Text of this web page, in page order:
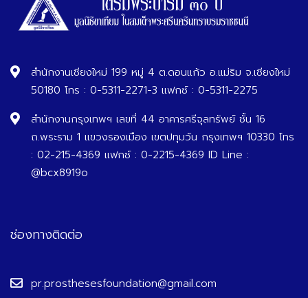
สำนักงานเชียงใหม่ 199 หมู่ 4 ต.ดอนแก้ว อ.แม่ริม จ.เชียงใหม่
50180 โทร : 0-5311-2271-3 แฟกซ์ : 0-5311-2275
สำนักงานกรุงเทพฯ เลขที่ 44 อาคารศรีจุลทรัพย์ ชั้น 16
ถ.พระราม 1 แขวงรองเมือง เขตปทุมวัน กรุงเทพฯ 10330 โทร
: 02-215-4369 แฟกซ์ : 0-2215-4369 ID Line :
@bcx8919o
ช่องทางติดต่อ
pr.prosthesesfoundation@gmail.com